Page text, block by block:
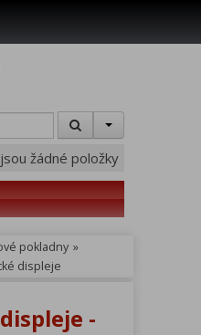
žádné položky
pokladny »
displeje
-